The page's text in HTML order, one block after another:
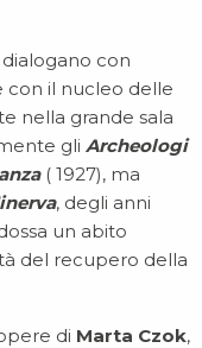
con
con il nucleo delle
nella grande sala
gli Archeologi
( 1927), ma
, degli anni
un abito
del recupero della
di Marta Czok,